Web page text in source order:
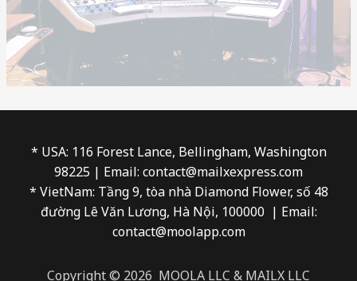
* USA: 116 Forest Lance, Bellingham, Washington
98225 | Email: contact@mailxexpress.com
* VietNam: Tầng 9, tòa nhà Diamond Flower, số 48
đường Lê Văn Lương, Hà Nội, 100000 | Email:
contact@moolapp.com
Copyright © 2026 MOOLA LLC & MAILX LLC